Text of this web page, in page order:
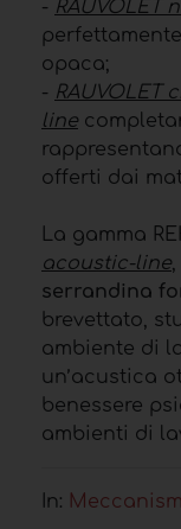
- RAUVOLET
opaca;
- RAUVOLET
line
offerti dai
La gamma
acoustic-line
serrandina
brevettato,
ambiente di
un’acustica
benessere
ambienti di
In: